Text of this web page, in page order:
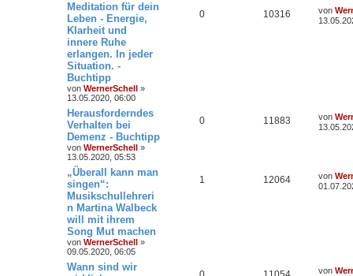
Meditation für dein
Leben - Energie,
Klarheit und
innere Ruhe
erlangen. In jeder
Situation. -
Buchtipp
von WernerSchell »
13.05.2020, 06:00
0 10316 von
Herausforderndes
Verhalten bei
Demenz - Buchtipp
von WernerSchell »
13.05.2020, 05:53
0 11883 von
„Überall kann man
singen“:
Musikschullehreri
n Martina Walbeck
will mit ihrem
Song Mut machen
von WernerSchell »
09.05.2020, 06:05
1 12064 von
Wann sind wir
von